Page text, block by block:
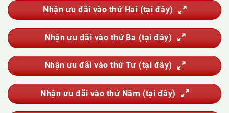
Vệ Sinh Kính Nhà Cao Tầng
Đánh Bóng Và Phục Hồi Sàn Đá
Giặt Thảm, Giặt Đệm, Giặt Rèm, Giặt Sofa
Sục Rửa Đường Ống Nước Sinh Hoạt
Thau Rửa Bể Nước Sạch